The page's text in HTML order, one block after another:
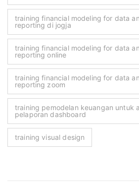
training financial modeling for data
reporting di jogja
training financial modeling for data
reporting online
training financial modeling for data
reporting zoom
training pemodelan keuangan untuk
pelaporan dashboard
training visual design